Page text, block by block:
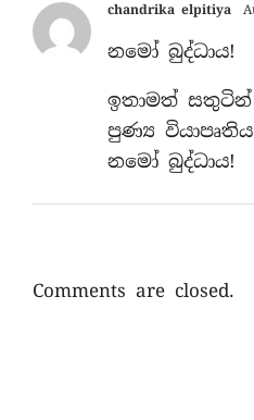
chandrika elpitiya
නමෝ බුද්ධාය!
ඉතාමත් සතුටින්
පුණ්‍ය
නමෝ බුද්ධාය!
Comments are closed.